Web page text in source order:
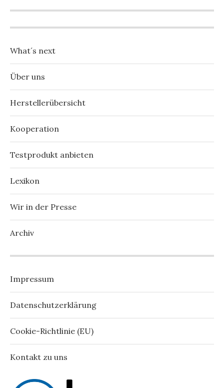
What´s next
Über uns
Herstellerübersicht
Kooperation
Testprodukt anbieten
Lexikon
Wir in der Presse
Archiv
Impressum
Datenschutzerklärung
Cookie-Richtlinie (EU)
Kontakt zu uns